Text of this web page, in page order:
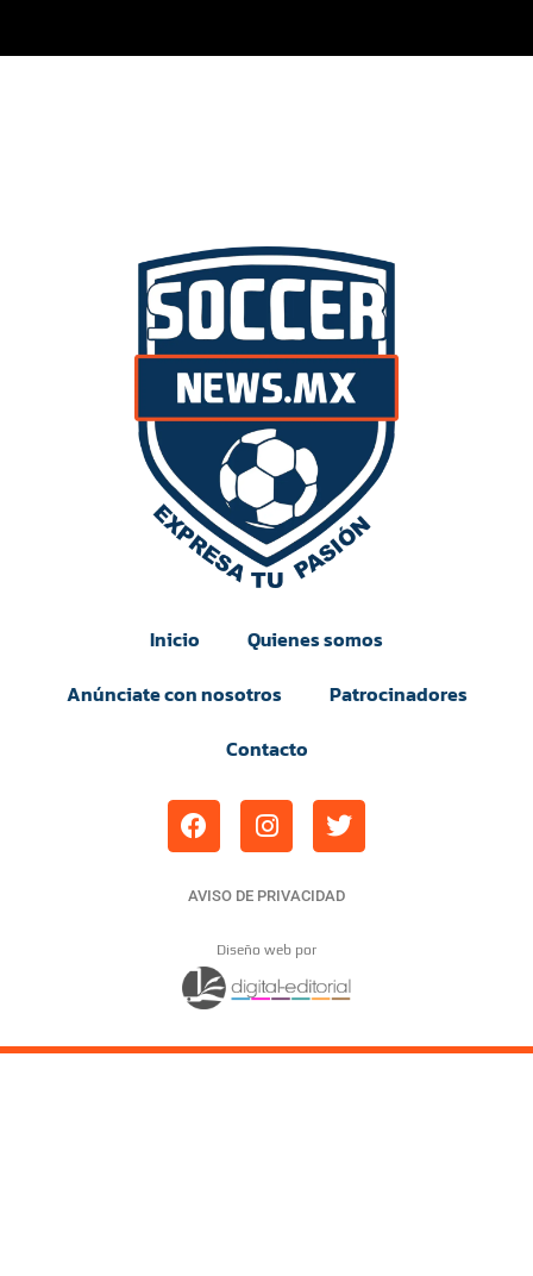
Inicio
Quienes somos
Anúnciate con nosotros
Patrocinadores
Contacto
AVISO DE PRIVACIDAD
Diseño web por